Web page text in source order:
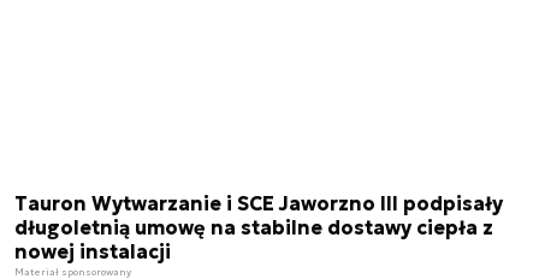
Tauron Wytwarzanie i SCE Jaworzno III podpisały
długoletnią umowę na stabilne dostawy ciepła z
nowej instalacji
Materiał sponsorowany